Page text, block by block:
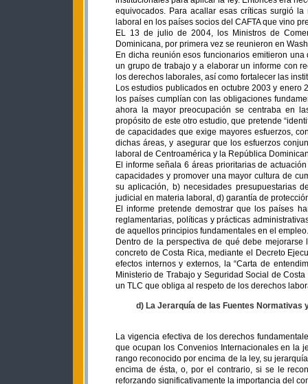
equivocados. Para acallar esas críticas surgió
laboral en los países socios del CAFTA que vino
EL 13 de julio de 2004, los Ministros de
Dominicana, por primera vez se reunieron en
En dicha reunión esos funcionarios emitieron
un grupo de trabajo y a elaborar un informe con
los derechos laborales, así como fortalecer las
Los estudios publicados en octubre 2003 y
los países cumplían con las obligaciones
ahora la mayor preocupación se centraba en
propósito de este otro estudio, que pretende
de capacidades que exige mayores esfuerzos,
dichas áreas, y asegurar que los esfuerzos
laboral de Centroamérica y la República
El informe señala 6 áreas prioritarias de
capacidades y promover una mayor cultura de
su aplicación, b) necesidades presupuestarias
judicial en materia laboral, d) garantía de
El informe pretende demostrar que los países
reglamentarias, políticas y prácticas
de aquellos principios fundamentales en el empleo.
Dentro de la perspectiva de qué debe
concreto de Costa Rica, mediante el Decreto
efectos internos y externos, la “Carta de
Ministerio de Trabajo y Seguridad Social de
un TLC que obliga al respeto de los derechos
d) La Jerarquía de las Fuentes
La vigencia efectiva de los derechos
que ocupan los Convenios Internacionales en la
rango reconocido por encima de la ley, su
encima de ésta, o, por el contrario, si se le
reforzando significativamente la importancia del